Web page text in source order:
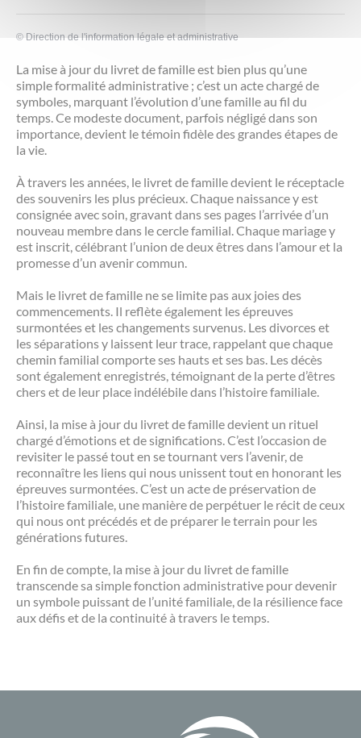
© Direction de l'information légale et administrative
La mise à jour du livret de famille est bien plus qu’une
simple formalité administrative ; c’est un acte chargé de
symboles, marquant l’évolution d’une famille au fil du
temps. Ce modeste document, parfois négligé dans son
importance, devient le témoin fidèle des grandes étapes de
la vie.
À travers les années, le livret de famille devient le réceptacle
des souvenirs les plus précieux. Chaque naissance y est
consignée avec soin, gravant dans ses pages l’arrivée d’un
nouveau membre dans le cercle familial. Chaque mariage y
est inscrit, célébrant l’union de deux êtres dans l’amour et la
promesse d’un avenir commun.
Mais le livret de famille ne se limite pas aux joies des
commencements. Il reflète également les épreuves
surmontées et les changements survenus. Les divorces et
les séparations y laissent leur trace, rappelant que chaque
chemin familial comporte ses hauts et ses bas. Les décès
sont également enregistrés, témoignant de la perte d’êtres
chers et de leur place indélébile dans l’histoire familiale.
Ainsi, la mise à jour du livret de famille devient un rituel
chargé d’émotions et de significations. C’est l’occasion de
revisiter le passé tout en se tournant vers l’avenir, de
reconnaître les liens qui nous unissent tout en honorant les
épreuves surmontées. C’est un acte de préservation de
l’histoire familiale, une manière de perpétuer le récit de ceux
qui nous ont précédés et de préparer le terrain pour les
générations futures.
En fin de compte, la mise à jour du livret de famille
transcende sa simple fonction administrative pour devenir
un symbole puissant de l’unité familiale, de la résilience face
aux défis et de la continuité à travers le temps.